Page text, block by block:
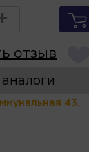
отзыв
аналоги
43,